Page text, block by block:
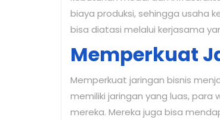
biaya produksi, sehingga usaha
bisa diatasi melalui kerjasama
Memperkuat
Memperkuat jaringan bisnis
memiliki jaringan yang luas,
mereka. Mereka juga bisa